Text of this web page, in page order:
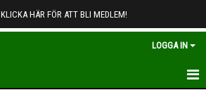
KLICKA HÄR FÖR ATT BLI MEDLEM!
LOGGA IN